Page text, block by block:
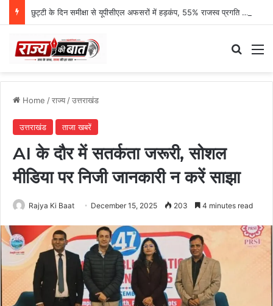
छुट्टी के दिन समीक्षा से यूपीसीएल अफसरों में हड़कंप, 55% राजस्व प्रगति पर एमडी नाराज
Home /राज्य/उत्तराखंड
उत्तराखंड ताजा खबरें
AI के दौर में सतर्कता जरूरी, सोशल
मीडिया पर निजी जानकारी न करें साझा
Rajya Ki Baat December 15, 2025 203 4 minutes read